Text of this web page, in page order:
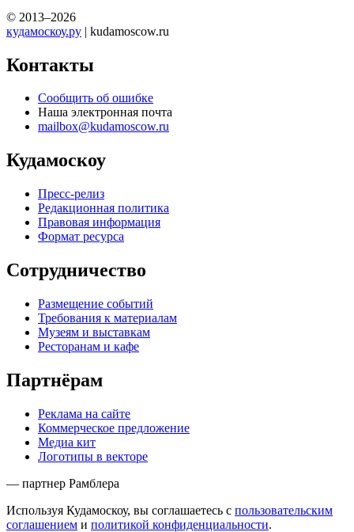
© 2013–2026
кудамоскоу.ру | kudamoscow.ru
Контакты
Сообщить об ошибке
Наша электронная почта
mailbox@kudamoscow.ru
Кудамоскоу
Пресс-релиз
Редакционная политика
Правовая информация
Формат ресурса
Сотрудничество
Размещение событий
Требования к материалам
Музеям и выставкам
Ресторанам и кафе
Партнёрам
Реклама на сайте
Коммерческое предложение
Медиа кит
Логотипы в векторе
— партнер Рамблера
Используя Кудамоскоу, вы соглашаетесь с пользовательским
соглашением и политикой конфиденциальности.